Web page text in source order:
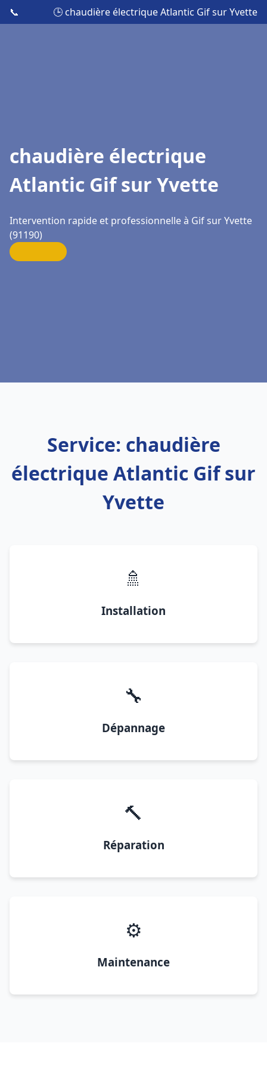
📞 🕒 chaudière électrique Atlantic Gif sur Yvette
chaudière électrique
Atlantic Gif sur Yvette
Intervention rapide et professionnelle à Gif sur Yvette
(91190)
Service: chaudière
électrique Atlantic Gif sur
Yvette
🚿
Installation
🔧
Dépannage
🔨
Réparation
⚙️
Maintenance